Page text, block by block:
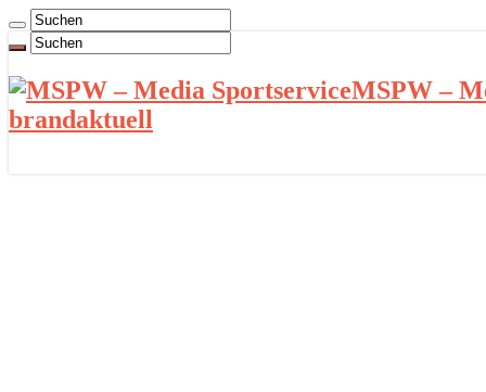
MSPW –
brandaktuell